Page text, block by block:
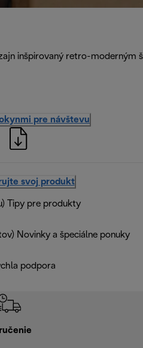
inšpirovaný retro-moderným
pre návštevu
svoj produkt
Tipy pre produkty
Novinky a špeciálne ponuky
podpora